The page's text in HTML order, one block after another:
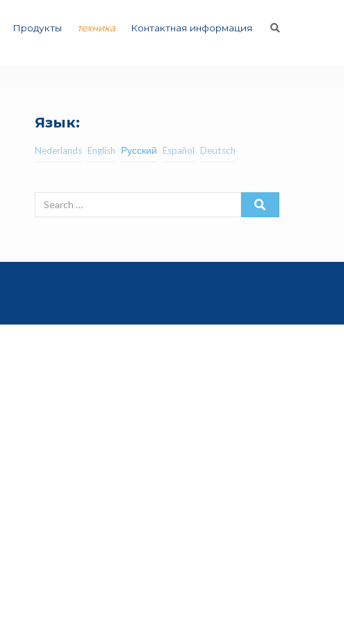
Продукты техника Контактная информация
Язык:
Nederlands English Русский Español Deutsch
Search
for: